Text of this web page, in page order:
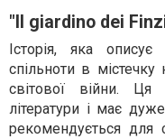
"Il giardino dei
Історія, яка
спільноти в містечку
світової війни. Ця
літератури і має
рекомендується для